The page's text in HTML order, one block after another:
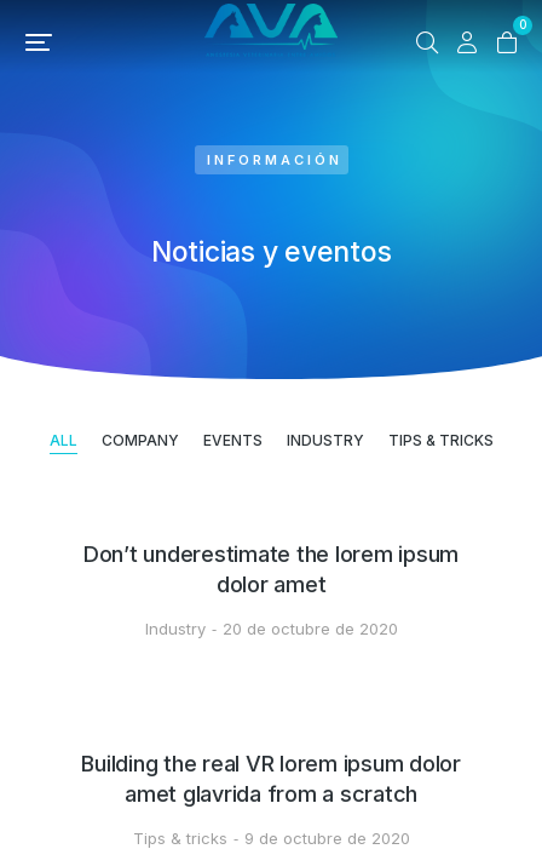
0
INFORMACIÓN
Noticias y eventos
ALL COMPANY EVENTS INDUSTRY TIPS & TRICKS
Don’t underestimate the lorem ipsum
dolor amet
Industry 20 de octubre de 2020
Building the real VR lorem ipsum dolor
amet glavrida from a scratch
Tips & tricks 9 de octubre de 2020